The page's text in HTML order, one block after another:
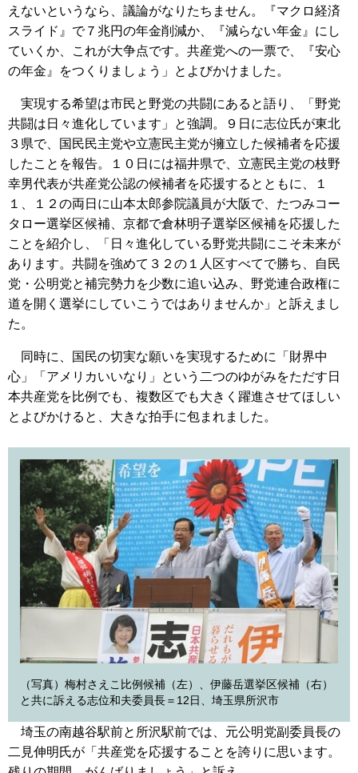
えないというなら、議論がなりたちません。『マクロ経済
スライド』で７兆円の年金削減か、『減らない年金』にし
ていくか、これが大争点です。共産党への一票で、『安心
の年金』をつくりましょう」とよびかけました。
実現する希望は市民と野党の共闘にあると語り、「野党
共闘は日々進化しています」と強調。９日に志位氏が東北
３県で、国民民主党や立憲民主党が擁立した候補者を応援
したことを報告。１０日には福井県で、立憲民主党の枝野
幸男代表が共産党公認の候補者を応援するとともに、１
１、１２の両日に山本太郎参院議員が大阪で、たつみコー
タロー選挙区候補、京都で倉林明子選挙区候補を応援した
ことを紹介し、「日々進化している野党共闘にこそ未来が
あります。共闘を強めて３２の１人区すべてで勝ち、自民
党・公明党と補完勢力を少数に追い込み、野党連合政権に
道を開く選挙にしていこうではありませんか」と訴えまし
た。
同時に、国民の切実な願いを実現するために「財界中
心」「アメリカいいなり」という二つのゆがみをただす日
本共産党を比例でも、複数区でも大きく躍進させてほしい
とよびかけると、大きな拍手に包まれました。
（写真）梅村さえこ比例候補（左）、伊藤岳選挙区候補（右）
と共に訴える志位和夫委員長＝12日、埼玉県所沢市
埼玉の南越谷駅前と所沢駅前では、元公明党副委員長の
二見伸明氏が「共産党を応援することを誇りに思います。